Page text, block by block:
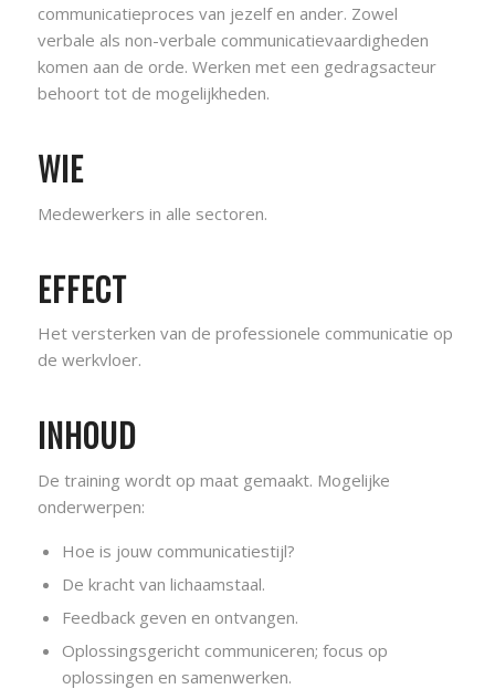
communicatieproces van jezelf en ander. Zowel
verbale als non-verbale communicatievaardigheden
komen aan de orde. Werken met een gedragsacteur
behoort tot de mogelijkheden.
WIE
Medewerkers in alle sectoren.
EFFECT
Het versterken van de professionele communicatie op
de werkvloer.
INHOUD
De training wordt op maat gemaakt. Mogelijke
onderwerpen:
Hoe is jouw communicatiestijl?
De kracht van lichaamstaal.
Feedback geven en ontvangen.
Oplossingsgericht communiceren; focus op
oplossingen en samenwerken.